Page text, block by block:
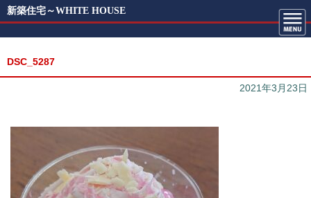
新築住宅～WHITE HOUSE
DSC_5287
2021年3月23日